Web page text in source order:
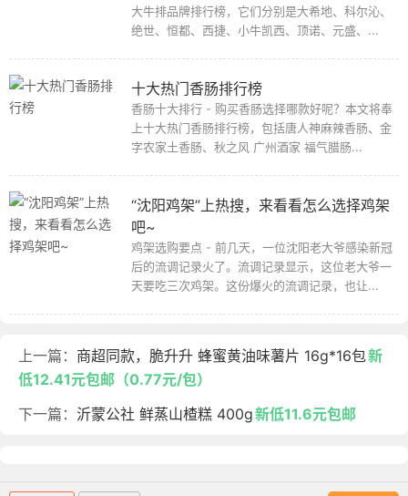
大牛排品牌排行榜，它们分别是大希地、科尔沁、
绝世、恒都、西捷、小牛凯西、顶诺、元盛、...
十大热门香肠排行榜
香肠十大排行 - 购买香肠选择哪款好呢？本文将奉
上十大热门香肠排行榜，包括唐人神麻辣香肠、金
字农家土香肠、秋之风 广州酒家 福气腊肠...
“沈阳鸡架”上热搜，来看看怎么选择鸡架
吧~
鸡架选购要点 - 前几天，一位沈阳老大爷感染新冠
后的流调记录火了。流调记录显示，这位老大爷一
天要吃三次鸡架。这份爆火的流调记录，也让...
上一篇： 商超同款，脆升升 蜂蜜黄油味薯片 16g*16包新
低12.41元包邮（0.77元/包）
下一篇： 沂蒙公社 鲜蒸山楂糕 400g新低11.6元包邮